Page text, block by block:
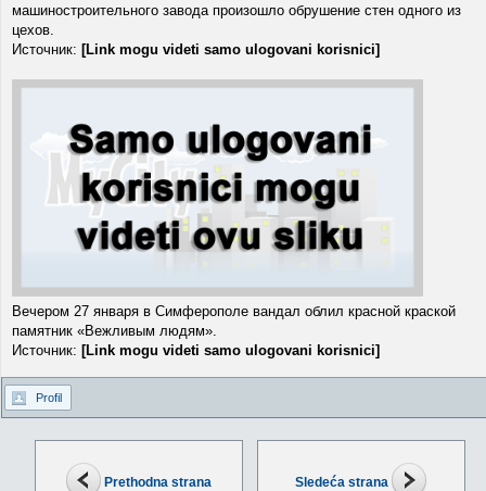
Prethodna strana Sledeća strana
машиностроительного завода произошло обрушение стен одного из
цехов.
Источник: [Link mogu videti samo ulogovani korisnici]
Вечером 27 января в Симферополе вандал облил красной краской
памятник «Вежливым людям».
Источник: [Link mogu videti samo ulogovani korisnici]
Profil